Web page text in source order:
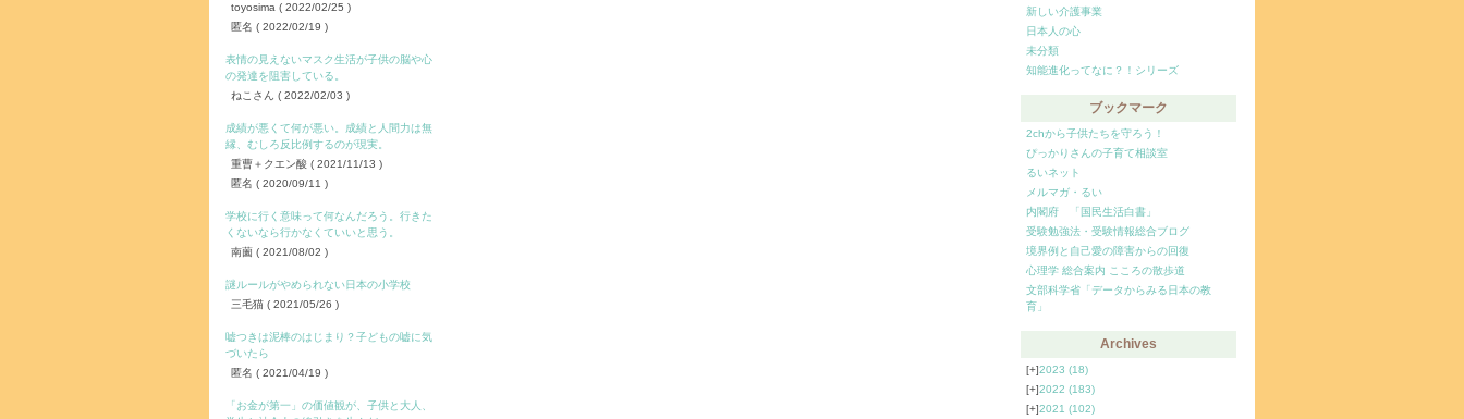
toyosima ( 2022/02/25 )
匿名 ( 2022/02/19 )
表情の見えないマスク生活が子供の脳や心
の発達を阻害している。
ねこさん ( 2022/02/03 )
成績が悪くて何が悪い。成績と人間力は無
縁、むしろ反比例するのが現実。
重曹＋クエン酸 ( 2021/11/13 )
匿名 ( 2020/09/11 )
学校に行く意味って何なんだろう。行きた
くないなら行かなくていいと思う。
南薗 ( 2021/08/02 )
謎ルールがやめられない日本の小学校
三毛猫 ( 2021/05/26 )
嘘つきは泥棒のはじまり？子どもの嘘に気
づいたら
匿名 ( 2021/04/19 )
「お金が第一」の価値観が、子供と大人、
新しい介護事業
日本人の心
未分類
知能進化ってなに？！シリーズ
ブックマーク
2chから子供たちを守ろう！
ぴっかりさんの子育て相談室
るいネット
メルマガ・るい
内閣府 「国民生活白書」
受験勉強法・受験情報総合ブログ
境界例と自己愛の障害からの回復
心理学 総合案内 こころの散歩道
文部科学省「データからみる日本の教
育」
Archives
[+]2023 (18)
[+]2022 (183)
[+]2021 (102)